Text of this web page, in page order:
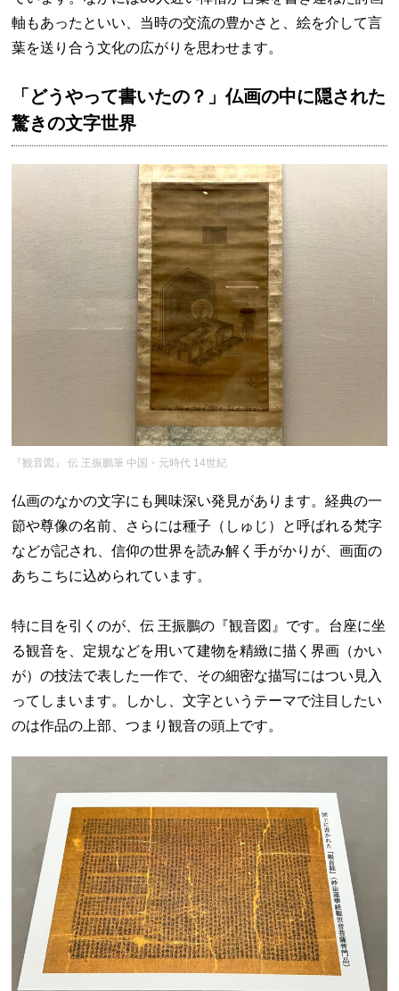
軸もあったといい、当時の交流の豊かさと、絵を介して言
葉を送り合う文化の広がりを思わせます。
「どうやって書いたの？」仏画の中に隠された
驚きの文字世界
『観音図』 伝 王振鵬筆 中国・元時代 14世紀
仏画のなかの文字にも興味深い発見があります。経典の一
節や尊像の名前、さらには種子（しゅじ）と呼ばれる梵字
などが記され、信仰の世界を読み解く手がかりが、画面の
あちこちに込められています。
特に目を引くのが、伝 王振鵬の『観音図』です。台座に坐
る観音を、定規などを用いて建物を精緻に描く界画（かい
が）の技法で表した一作で、その細密な描写にはつい見入
ってしまいます。しかし、文字というテーマで注目したい
のは作品の上部、つまり観音の頭上です。